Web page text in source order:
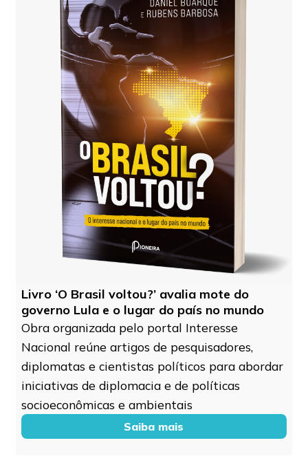
Livro ‘O Brasil voltou?’ avalia mote do
governo Lula e o lugar do país no mundo
Obra organizada pelo portal Interesse
Nacional reúne artigos de pesquisadores,
diplomatas e cientistas políticos para abordar
iniciativas de diplomacia e de políticas
socioeconômicas e ambientais
Saiba mais